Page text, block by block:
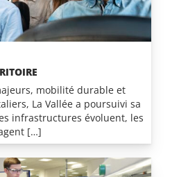
mobilité durable et
La Vallée a poursuivi sa
infrastructures évoluent, les
[…]